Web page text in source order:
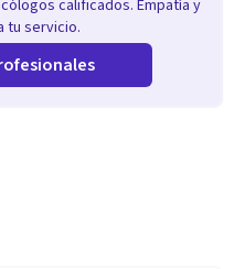
calificados. Empatía y
tu servicio.